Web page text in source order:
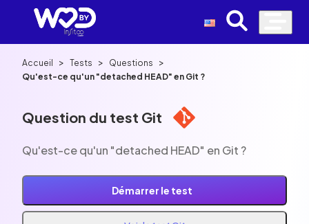
Accueil > Tests > Questions >
Qu'est-ce qu'un "detached HEAD" en Git ?
Question du test Git
Qu'est-ce qu'un "detached HEAD" en Git ?
Démarrer le test